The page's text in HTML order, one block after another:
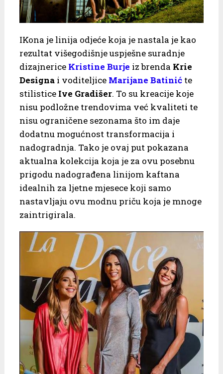
IKona je linija odjeće koja je nastala je kao
rezultat višegodišnje uspješne suradnje
dizajnerice Kristine Burje iz brenda Krie
Designai voditeljice Marijane Batinićte
stilistice Ive Gradišer. To su kreacije koje
nisu podložne trendovima već kvaliteti te
nisu ograničene sezonama što im daje
dodatnu mogućnost transformacija i
nadogradnja. Tako je ovaj put pokazana
aktualna kolekcija koja je za ovu posebnu
prigodu nadograđena linijom kaftana
idealnih za ljetne mjesece koji samo
nastavljaju ovu modnu priču koja je mnoge
zaintrigirala.